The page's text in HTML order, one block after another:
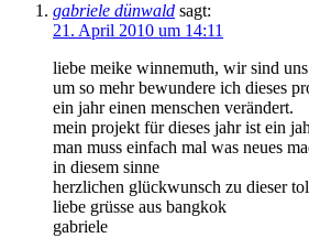
gabriele dünwald sagt:
21. April 2010 um 14:11
liebe meike winnemuth, wir sind
um so mehr bewundere ich dieses
ein jahr einen menschen verändert.
mein projekt für dieses jahr ist ein
man muss einfach mal was neues
in diesem sinne
herzlichen glückwunsch zu dieser
liebe grüsse aus bangkok
gabriele